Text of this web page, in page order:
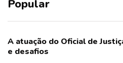
Popular
A atuação do Oficial de
e desafios